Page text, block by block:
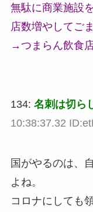
無駄に商業施設
店数増やしてご
→つまらん飲食
134: 名刺は切ら
10:38:37.32
国がやるのは、
よね。
コロナにしても